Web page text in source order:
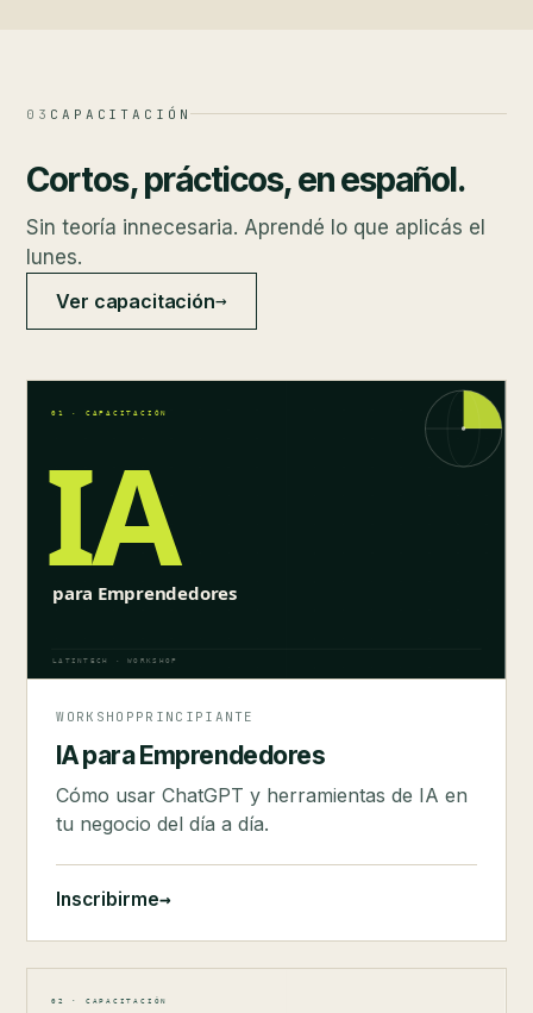
03 CAPACITACIÓN
Cortos, prácticos, en español.
Sin teoría innecesaria. Aprendé lo que aplicás el
lunes.
Ver capacitación→
WORKSHOP PRINCIPIANTE
IA para Emprendedores
Cómo usar ChatGPT y herramientas de IA en
tu negocio del día a día.
Inscribirme→